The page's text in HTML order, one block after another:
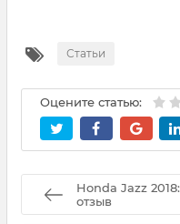
Статьи
Оцените статью:
Honda Jazz
отзыв